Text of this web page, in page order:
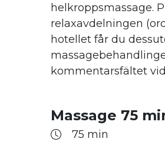
helkroppsmassage.
relaxavdelningen
hotellet får du
kommentarsfältet
Massage 75
75 min